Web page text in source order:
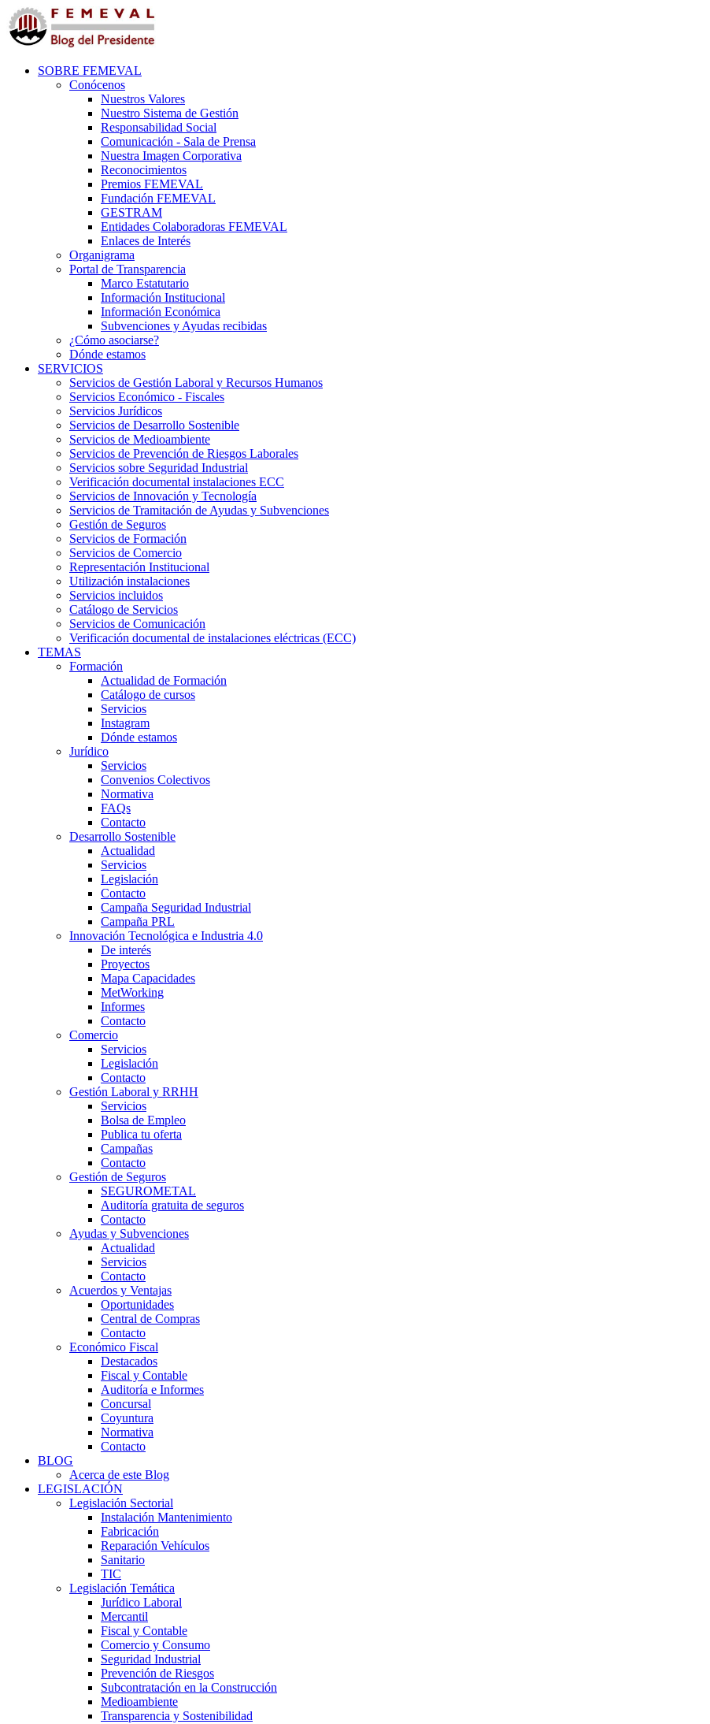
SOBRE FEMEVAL
Conócenos
Nuestros Valores
Nuestro Sistema de Gestión
Responsabilidad Social
Comunicación - Sala de Prensa
Nuestra Imagen Corporativa
Reconocimientos
Premios FEMEVAL
Fundación FEMEVAL
GESTRAM
Entidades Colaboradoras FEMEVAL
Enlaces de Interés
Organigrama
Portal de Transparencia
Marco Estatutario
Información Institucional
Información Económica
Subvenciones y Ayudas recibidas
¿Cómo asociarse?
Dónde estamos
SERVICIOS
Servicios de Gestión Laboral y Recursos Humanos
Servicios Económico - Fiscales
Servicios Jurídicos
Servicios de Desarrollo Sostenible
Servicios de Medioambiente
Servicios de Prevención de Riesgos Laborales
Servicios sobre Seguridad Industrial
Verificación documental instalaciones ECC
Servicios de Innovación y Tecnología
Servicios de Tramitación de Ayudas y Subvenciones
Gestión de Seguros
Servicios de Formación
Servicios de Comercio
Representación Institucional
Utilización instalaciones
Servicios incluidos
Catálogo de Servicios
Servicios de Comunicación
Verificación documental de instalaciones eléctricas (ECC)
TEMAS
Formación
Actualidad de Formación
Catálogo de cursos
Servicios
Instagram
Dónde estamos
Jurídico
Servicios
Convenios Colectivos
Normativa
FAQs
Contacto
Desarrollo Sostenible
Actualidad
Servicios
Legislación
Contacto
Campaña Seguridad Industrial
Campaña PRL
Innovación Tecnológica e Industria 4.0
De interés
Proyectos
Mapa Capacidades
MetWorking
Informes
Contacto
Comercio
Servicios
Legislación
Contacto
Gestión Laboral y RRHH
Servicios
Bolsa de Empleo
Publica tu oferta
Campañas
Contacto
Gestión de Seguros
SEGUROMETAL
Auditoría gratuita de seguros
Contacto
Ayudas y Subvenciones
Actualidad
Servicios
Contacto
Acuerdos y Ventajas
Oportunidades
Central de Compras
Contacto
Económico Fiscal
Destacados
Fiscal y Contable
Auditoría e Informes
Concursal
Coyuntura
Normativa
Contacto
BLOG
Acerca de este Blog
LEGISLACIÓN
Legislación Sectorial
Instalación Mantenimiento
Fabricación
Reparación Vehículos
Sanitario
TIC
Legislación Temática
Jurídico Laboral
Mercantil
Fiscal y Contable
Comercio y Consumo
Seguridad Industrial
Prevención de Riesgos
Subcontratación en la Construcción
Medioambiente
Transparencia y Sostenibilidad